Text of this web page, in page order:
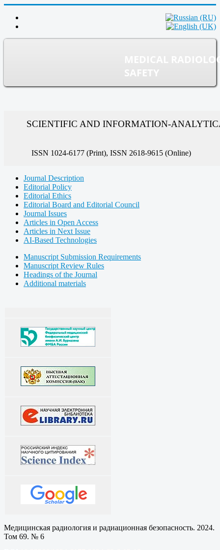
MEDICAL
SAFETY
SCIENTIFIC AND INFORMATION-
ISSN 1024-6177 (Print), ISSN 2618-9615 (Online)
Journal Description
Editorial Policy
Editorial Ethics
Editorial Board and Editorial Council
Journal Issues
Articles in Open Access
Articles in Next Issue
AI-Based Technologies
Manuscript Submission Requirements
Manuscript Review Rules
Headings of the Journal
Additional materials
Медицинская радиология и радиационная безопасность. 2024.
Том 69. № 6